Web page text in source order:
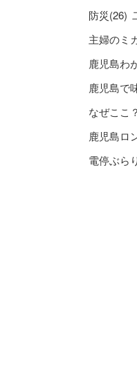
防災(26)
主婦のミ
鹿児島わ
鹿児島で
なぜここ
鹿児島ロ
電停ぶら